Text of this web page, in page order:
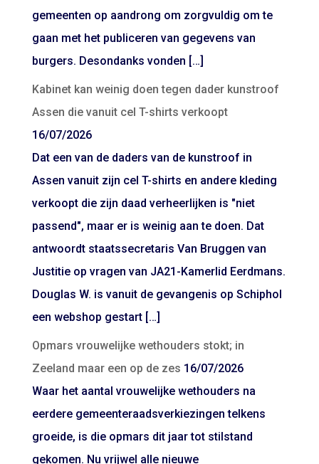
gemeenten op aandrong om zorgvuldig om te
gaan met het publiceren van gegevens van
burgers. Desondanks vonden […]
Kabinet kan weinig doen tegen dader kunstroof
Assen die vanuit cel T-shirts verkoopt
16/07/2026
Dat een van de daders van de kunstroof in
Assen vanuit zijn cel T-shirts en andere kleding
verkoopt die zijn daad verheerlijken is "niet
passend", maar er is weinig aan te doen. Dat
antwoordt staatssecretaris Van Bruggen van
Justitie op vragen van JA21-Kamerlid Eerdmans.
Douglas W. is vanuit de gevangenis op Schiphol
een webshop gestart […]
Opmars vrouwelijke wethouders stokt; in
Zeeland maar een op de zes 16/07/2026
Waar het aantal vrouwelijke wethouders na
eerdere gemeenteraadsverkiezingen telkens
groeide, is die opmars dit jaar tot stilstand
gekomen. Nu vrijwel alle nieuwe